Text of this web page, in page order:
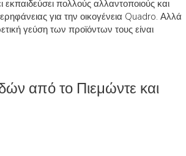
πολλούς αλλαντοποιούς και
για την οικογένεια Quadro. Αλλά
γεύση των προϊόντων τους είναι
από το Πιεμώντε και